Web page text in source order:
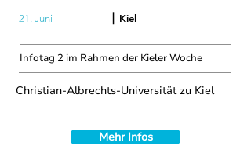
21. Juni | Kiel
Infotag 2 im Rahmen der Kieler Woche
Christian-Albrechts-Universität zu Kiel
Mehr Infos